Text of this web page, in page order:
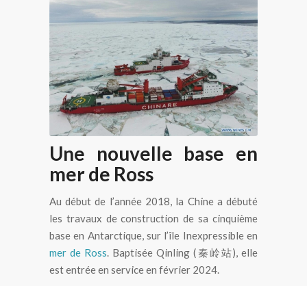
Le Xue Long et le Xue Long 2, navires
polaires chinois dans les glaces en
Antarctique
Une nouvelle base en
mer de Ross
Au début de l’année 2018, la Chine a débuté
les travaux de construction de sa cinquième
base en Antarctique, sur l’île Inexpressible en
mer de Ross. Baptisée Qinling (秦岭站), elle
est entrée en service en février 2024.